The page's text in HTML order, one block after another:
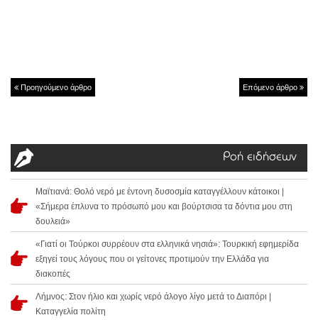
Προηγούμενο άρθρο Επόμενο άρθρο
Ροή ειδήσεων
Μαϊτιανά: Θολό νερό με έντονη δυσοσμία καταγγέλλουν κάτοικοι |
«Σήμερα έπλυνα το πρόσωπό μου και βούρτσισα τα δόντια μου στη
δουλειά»
«Γιατί οι Τούρκοι συρρέουν στα ελληνικά νησιά»: Τουρκική εφημερίδα
εξηγεί τους λόγους που οι γείτονες προτιμούν την Ελλάδα για
διακοπές
Λήμνος: Στον ήλιο και χωρίς νερό άλογο λίγο μετά το Διαπόρι |
Καταγγελία πολίτη